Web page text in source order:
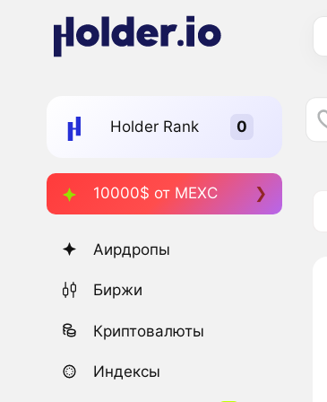
Holder Rank
10000$ от MEXC
Аирдропы
Биржи
Криптовалюты
Индексы